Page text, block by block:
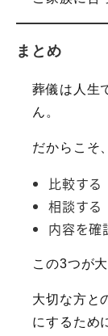
まとめ
葬儀は人生
ん。
だからこそ、
比較する
相談する
内容を確
この3つが大
大切な方と
にするため